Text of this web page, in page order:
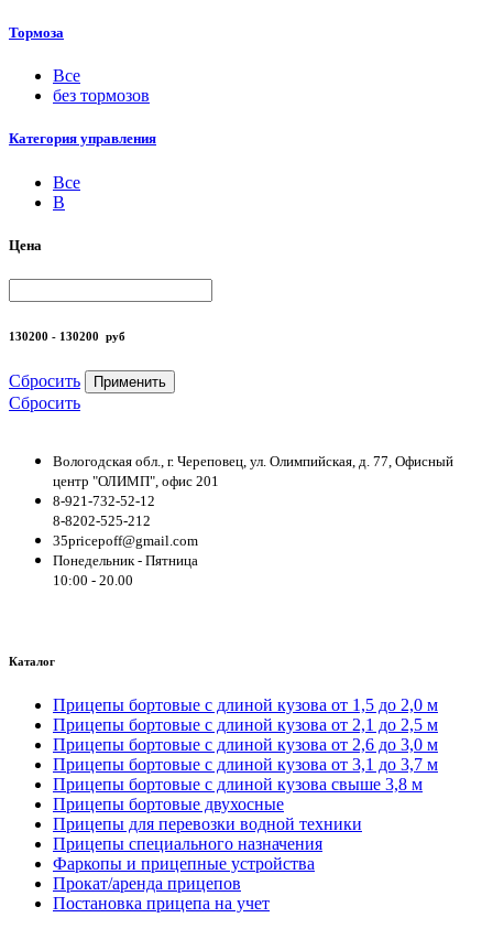
Тормоза
Все
без тормозов
Категория управления
Все
B
Цена
130200 - 130200 руб
Сбросить Применить
Сбросить
Вологодская обл., г. Череповец, ул. Олимпийская, д. 77, Офисный
центр "ОЛИМП", офис 201
8-921-732-52-12
8-8202-525-212
35pricepoff@gmail.com
Понедельник - Пятница
10:00 - 20.00
Каталог
Прицепы бортовые с длиной кузова от 1,5 до 2,0 м
Прицепы бортовые с длиной кузова от 2,1 до 2,5 м
Прицепы бортовые с длиной кузова от 2,6 до 3,0 м
Прицепы бортовые с длиной кузова от 3,1 до 3,7 м
Прицепы бортовые с длиной кузова свыше 3,8 м
Прицепы бортовые двухосные
Прицепы для перевозки водной техники
Прицепы специального назначения
Фаркопы и прицепные устройства
Прокат/аренда прицепов
Постановка прицепа на учет